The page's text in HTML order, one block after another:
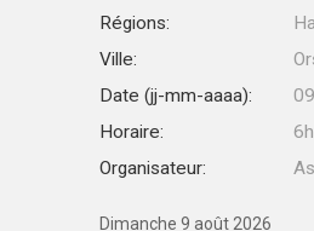
Régions:
Ville:
Date (jj-mm-aaaa):
Horaire:
Organisateur:
Dimanche 9 août 2026